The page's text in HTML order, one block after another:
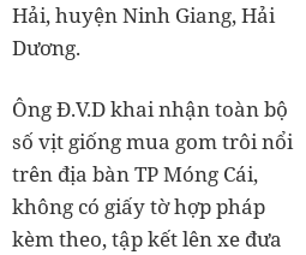
Hải, huyện Ninh Giang, Hải
Dương.
Ông Đ.V.D khai nhận toàn bộ
số vịt giống mua gom trôi nổi
trên địa bàn TP Móng Cái,
không có giấy tờ hợp pháp
kèm theo, tập kết lên xe đưa